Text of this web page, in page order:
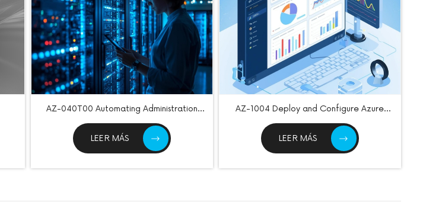
AZ-040T00 Automating Administration
LEER MÁS
AZ-1004 Deploy and Configure Azure
LEER MÁS